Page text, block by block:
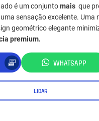
é um conjuntomais que
sensação excelente. Uma
geométrico elegante
premium.
WHATSAPP
LIGAR